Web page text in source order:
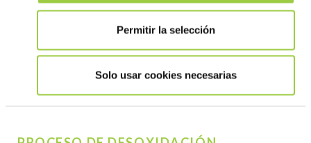
Permitir la selección
Solo usar cookies necesarias
Recomendación del proceso
El mejor proceso dependerá de factores como las condiciones
de funcionamiento, del equipo, el tiempo de limpieza deseado y